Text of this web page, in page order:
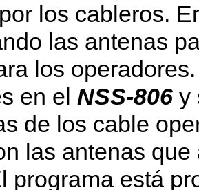
los cableros.
las antenas
los
en el NSS-806 y
de los cable
las antenas
programa está